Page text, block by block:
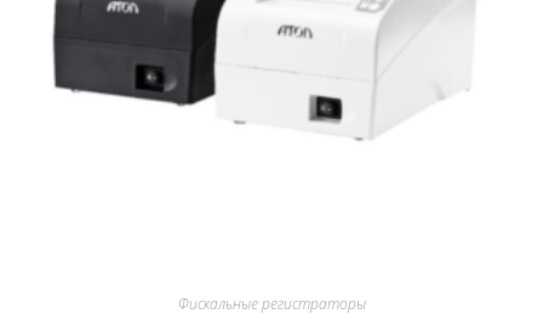
Фискальные регистраторы